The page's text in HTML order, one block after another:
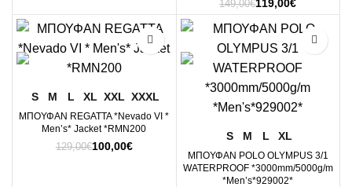
190,00€.είναι:
150,00€.
149,00€
price
was:
149,00€.
119,00€
τρέχουσα
τιμή
είναι:
S M L XL XXL XXXL
ΜΠΟΥΦΑΝ REGATTA *Nevado VI *
Men’s* Jacket *RMN200
129,00€Original
100,00€Η
S M L XL
ΜΠΟΥΦΑΝ POLO OLYMPUS 3/1
WATERPROOF *3000mm/5000g/m
*Men’s*929002*